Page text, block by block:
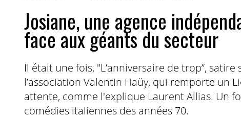
Josiane, une agence
face aux géants du secteur
Il était une fois, "L’anniversaire de trop”,
l’association Valentin Haüy, qui remporte un
attente, comme l'explique Laurent Allias. Un
comédies italiennes des années 70.